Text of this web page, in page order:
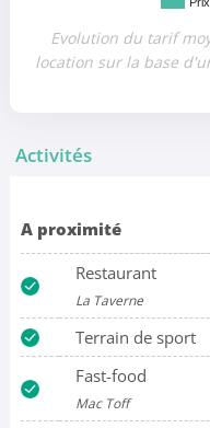
Evolution du tarif
location sur la base
Activités
A proximité
Restaurant
La Taverne
Terrain de sport
Fast-food
Mac Toff